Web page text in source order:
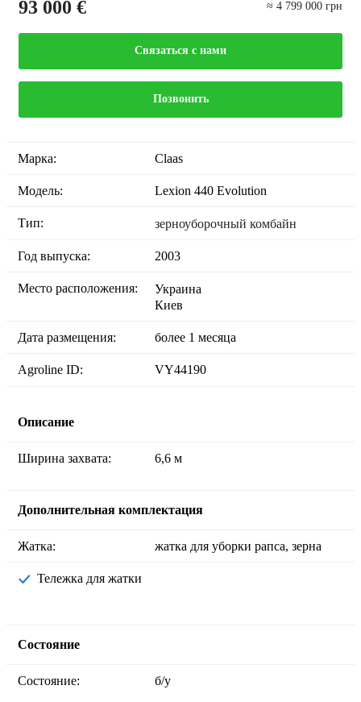
93 000 € ≈ 4 799 000 грн
Связаться с нами
Позвонить
Марка: Claas
Модель: Lexion 440 Evolution
Тип: зерноуборочный комбайн
Год выпуска: 2003
Место расположения:
Украина
Киев
Дата размещения: более 1 месяца
Agroline ID: VY44190
Описание
Ширина захвата: 6,6 м
Дополнительная комплектация
Жатка: жатка для уборки рапса, зерна
Тележка для жатки
Состояние
Состояние: б/у